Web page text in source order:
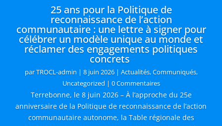
25 ans pour la Politique de
reconnaissance de l’action
communautaire : une lettre à signer pour
célébrer un modèle unique au monde et
réclamer des engagements politiques
concrets
parTROCL-admin | 8 juin 2026| Actualités,Communiqués,
Uncategorized | 0 Commentaires
Terrebonne, le 8 juin 2026 – À l’approche du 25e
anniversaire de la Politique de reconnaissance de l’action
communautaire autonome, la Table régionale des